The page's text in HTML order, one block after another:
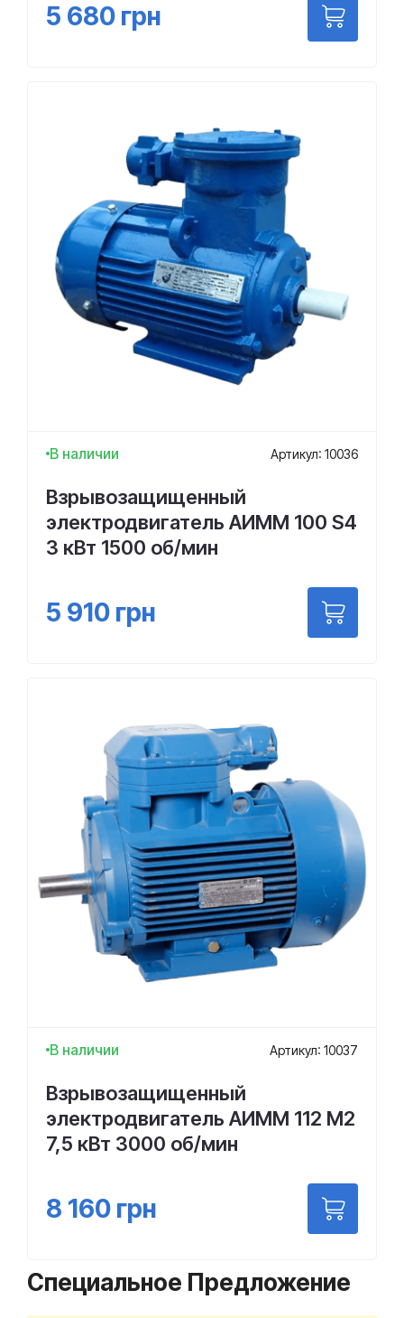
5 680 грн
В наличии Артикул: 10036
Взрывозащищенный
электродвигатель АИММ 100 S4
3 кВт 1500 об/мин
5 910 грн
В наличии Артикул: 10037
Взрывозащищенный
электродвигатель АИММ 112 М2
7,5 кВт 3000 об/мин
8 160 грн
Специальное Предложение